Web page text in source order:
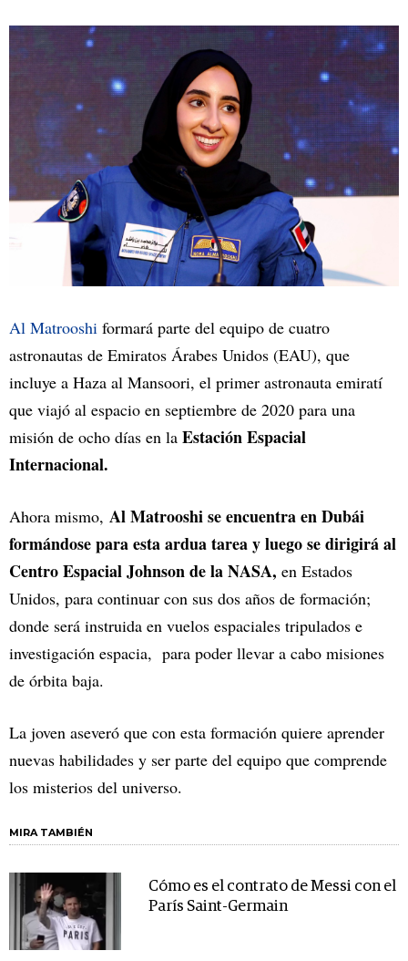
Al Matrooshi formará parte del equipo de cuatro
astronautas de Emiratos Árabes Unidos (EAU), que
incluye a Haza al Mansoori, el primer astronauta emiratí
que viajó al espacio en septiembre de 2020 para una
misión de ocho días en la Estación Espacial
Internacional.
Ahora mismo, Al Matrooshi se encuentra en Dubái
formándose para esta ardua tarea y luego se dirigirá al
Centro Espacial Johnson de la NASA, en Estados
Unidos, para continuar con sus dos años de formación;
donde será instruida en vuelos espaciales tripulados e
investigación espacia, para poder llevar a cabo misiones
de órbita baja.
La joven aseveró que con esta formación quiere aprender
nuevas habilidades y ser parte del equipo que comprende
los misterios del universo.
MIRA TAMBIÉN
Cómo es el contrato de Messi con el
París Saint-Germain